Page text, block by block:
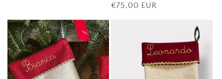
Prezzo
€75,00 EUR